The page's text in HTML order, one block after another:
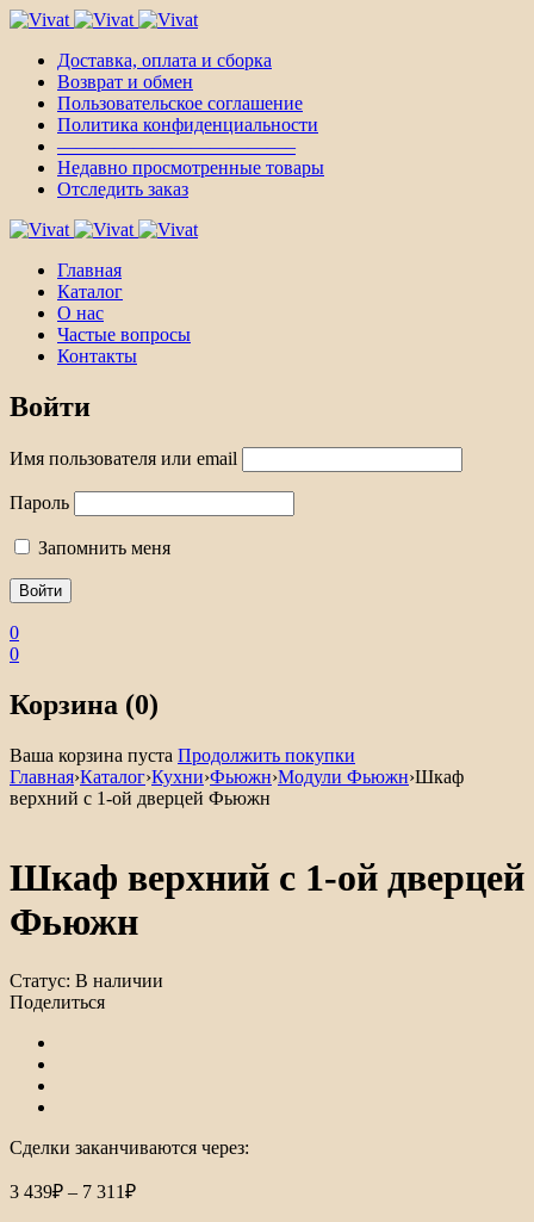
Доставка, оплата и сборка
Возврат и обмен
Пользовательское соглашение
Политика конфиденциальности
————————————–
Недавно просмотренные товары
Отследить заказ
Главная
Каталог
О нас
Частые вопросы
Контакты
Войти
Имя пользователя или email
Пароль
Запомнить меня
0
0
Корзина (0)
Ваша корзина пуста Продолжить покупки
Главная›Каталог›Кухни›Фьюжн›Модули Фьюжн›Шкаф
верхний с 1-ой дверцей Фьюжн
Шкаф верхний с 1-ой дверцей
Фьюжн
Статус: В наличии
Поделиться
Сделки заканчиваются через:
3 439₽ – 7 311₽Диапазон